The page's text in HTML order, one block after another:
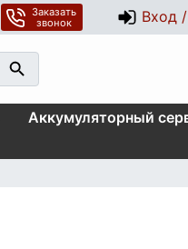
Заказать
звонок
Вход
Аккумуляторный